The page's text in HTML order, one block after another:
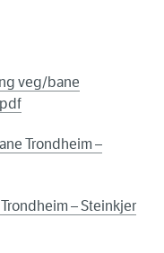
veg/bane
Trondheim –
– Steinkjer